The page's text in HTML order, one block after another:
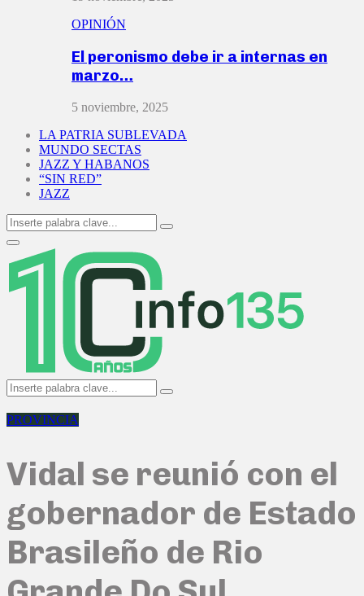
OPINIÓN
El peronismo debe ir a internas en
marzo…
5 noviembre, 2025
LA PATRIA SUBLEVADA
MUNDO SECTAS
JAZZ Y HABANOS
“SIN RED”
JAZZ
Search
for:
Search
Primary
Menu
Search
for:
Search
PROVINCIA
Vidal se reunió con el
gobernador de Estado
Brasileño de Rio